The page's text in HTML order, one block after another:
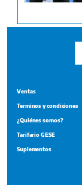
Ventas
Terminos y condiciones
¿Quiénes somos?
Tarifario GESE
Suplementos